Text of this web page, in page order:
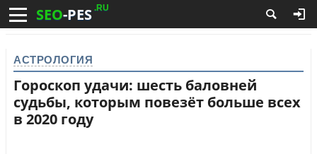
SEO-PES .RU
АСТРОЛОГИЯ
Гороскоп удачи: шесть баловней
судьбы, которым повезёт больше всех
в 2020 году